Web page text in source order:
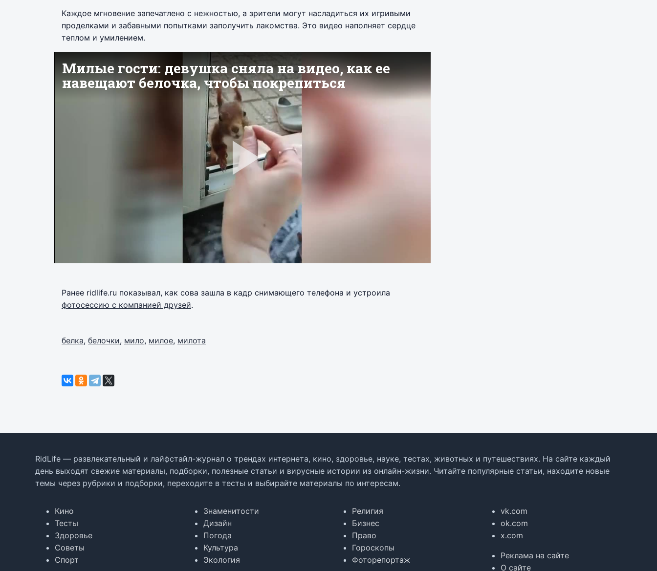
Каждое мгновение запечатлено с нежностью, а зрители могут насладиться их игривыми
проделками и забавными попытками заполучить лакомства. Это видео наполняет сердце
теплом и умилением.
Ранее ridlife.ru показывал, как сова зашла в кадр снимающего телефона и устроила
фотосессию с компанией друзей.
белка, белочки, мило, милое, милота
RidLife — развлекательный и лайфстайл-журнал о трендах интернета, кино, здоровье, науке, тестах, животных и путешествиях. На сайте каждый
день выходят свежие материалы, подборки, полезные статьи и вирусные истории из онлайн-жизни. Читайте популярные статьи, находите новые
темы через рубрики и подборки, переходите в тесты и выбирайте материалы по интересам.
Кино
Тесты
Здоровье
Советы
Спорт
Знаменитости
Дизайн
Погода
Культура
Экология
Религия
Бизнес
Право
Гороскопы
Фоторепортаж
vk.com
ok.com
x.com
Реклама на сайте
О сайте